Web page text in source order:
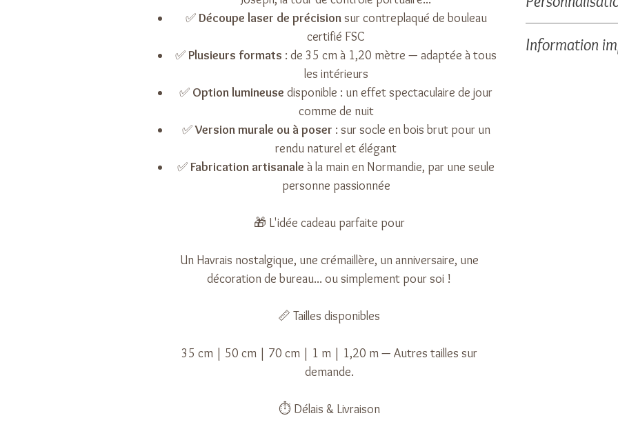
✅Découpe laser de précisionsur contreplaqué de bouleau
certifié FSC
✅Plusieurs formats : de 35 cm à 1,20 mètre — adaptée à tous
les intérieurs
✅ Option lumineuse disponible : un effet spectaculaire de jour
comme de nuit
✅Version murale ou à poser : sur socle en bois brut pour un
rendu naturel et élégant
✅Fabrication artisanale à la main en Normandie, par une seule
personne passionnée
🎁 L'idée cadeau parfaite pour
Un Havrais nostalgique, une crémaillère, un anniversaire, une
décoration de bureau... ou simplement pour soi !
📏 Tailles disponibles
35 cm | 50 cm | 70 cm | 1 m | 1,20 m — Autres tailles sur
demande.
⏱️ Délais & Livraison
Décoration murale
mètre, option
Décoration à
demande.
Information